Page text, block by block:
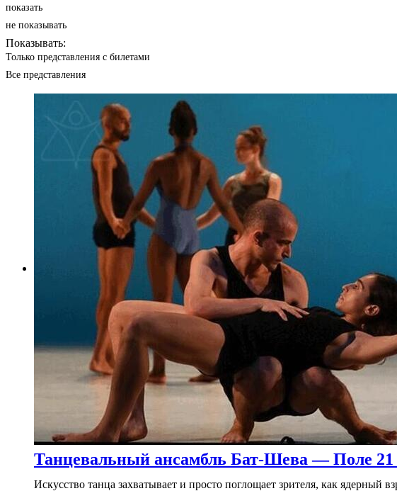
показать
не показывать
Показывать:
Только представления с билетами
Все представления
Танцевальный ансамбль Бат-Шева — Поле
Искусство танца захватывает и просто поглощает зрителя, как